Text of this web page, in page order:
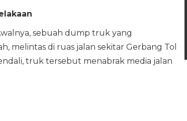
sebuah dump truk yang
melintas di ruas jalan sekitar Gerbang Tol
truk tersebut menabrak media jalan